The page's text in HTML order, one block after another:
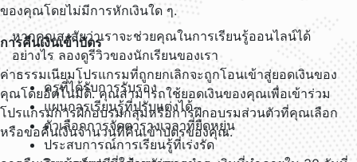
ของคุณโดยไม่มีการหักเงินใด ๆ.
การคืนเงินเข้าบัตร
ค่าธรรมเนียมโปรแกรมที่ถูกยกเลิกจะถูกโอนเข้าสู่ยอดเงินของ
คุณโดยอัตโนมัติ. คุณสามารถใช้ยอดเงินของคุณเพื่อเข้าร่วม
โปรแกรมการฝึกอบรมกลุ่มหรือการฝึกอบรมส่วนตัวที่คุณเลือก
หรือขอคืนเงินจำนวนที่คืนเข้าบัตรของคุณ.
หากคุณสงสัยว่าเราจะช่วยคุณในการเรียนรู้ออนไลน์ได้
อย่างไร ลองดูรีวิวของนักเรียนของเรา
ครูที่ได้รับการรับรอง
แผนการเรียนรู้ที่ปรับแต่งได้
ตัวเลือกการจัดตารางเวลาที่ยืดหยุ่น
ประสบการณ์การเรียนรู้ที่เร่งรัด